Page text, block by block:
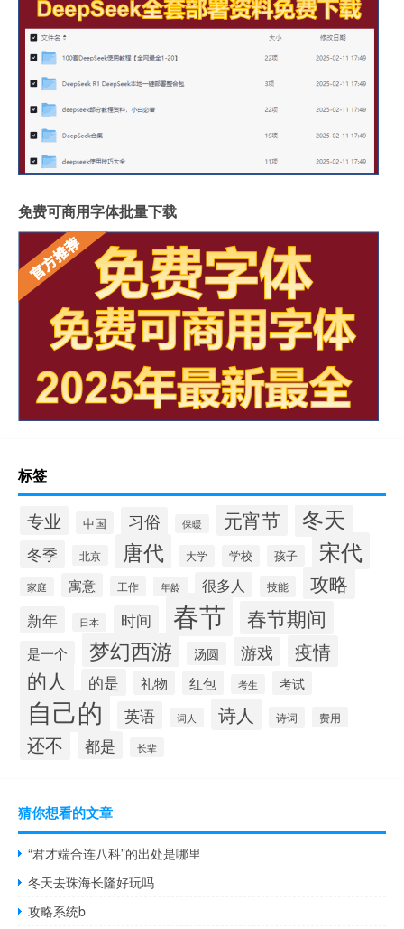
免费可商用字体批量下载
标签
专业 中国 习俗 保暖 元宵节 冬天
冬季 北京 唐代 大学 学校 孩子 宋代
家庭 寓意 工作 年龄 很多人 技能 攻略
新年 日本 时间 春节 春节期间
是一个 梦幻西游 汤圆 游戏 疫情
的人 的是 礼物 红包 考生 考试
自己的 英语 词人 诗人 诗词 费用
还不 都是 长辈
猜你想看的文章
“君才端合连八科”的出处是哪里
冬天去珠海长隆好玩吗
攻略系统b